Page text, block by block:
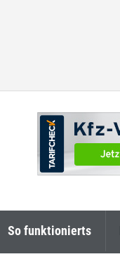
So funktionierts